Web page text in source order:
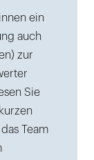
ein
auch
zur
Sie
Team